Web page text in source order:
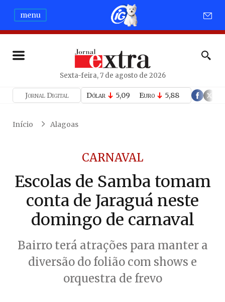
menu
Sexta-feira, 7 de agosto de 2026
Jornal Digital Dólar 5,09 Euro 5,88
Início Alagoas
CARNAVAL
Escolas de Samba tomam
conta de Jaraguá neste
domingo de carnaval
Bairro terá atrações para manter a
diversão do folião com shows e
orquestra de frevo